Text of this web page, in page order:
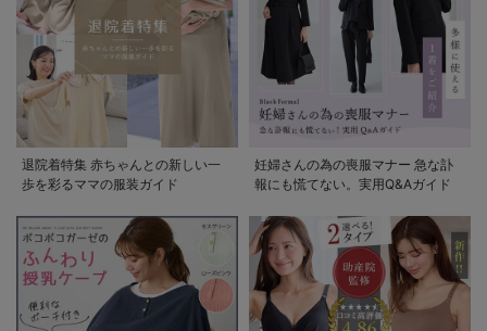
退院着特集 赤ちゃんとの新しい一
歩を彩るママの服装ガイド
妊婦さんの為の喪服マナー 急な訃
報にも慌てない。実用Q&Aガイド